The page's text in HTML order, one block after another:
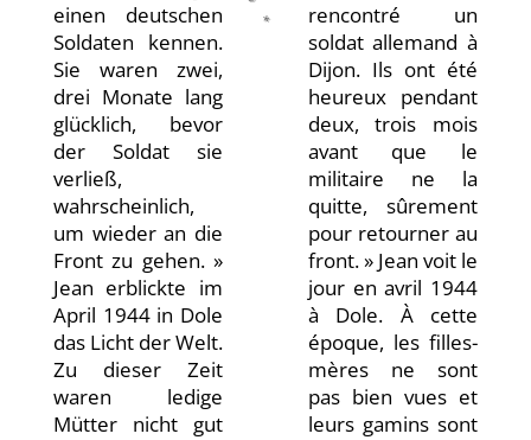
einen deutschen
Soldaten kennen.
Sie waren zwei,
drei Monate lang
glücklich, bevor
der Soldat sie
verließ,
wahrscheinlich,
um wieder an die
Front zu gehen. »
Jean erblickte im
April 1944 in Dole
das Licht der Welt.
Zu dieser Zeit
waren ledige
Mütter nicht gut
*
rencontré un
soldat allemand à
Dijon. Ils ont été
heureux pendant
deux, trois mois
avant que le
militaire ne la
quitte, sûrement
pour retourner au
front. » Jean voit le
jour en avril 1944
à Dole. À cette
époque, les filles-
mères ne sont
pas bien vues et
leurs gamins sont